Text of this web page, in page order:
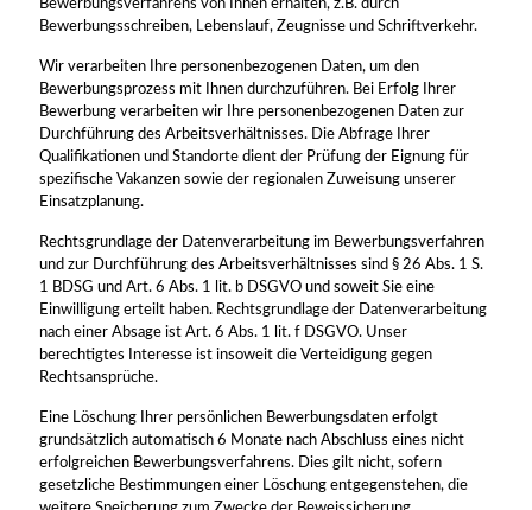
Bewerbungsverfahrens von Ihnen erhalten, z.B. durch
Bewerbungsschreiben, Lebenslauf, Zeugnisse und Schriftverkehr.
Wir verarbeiten Ihre personenbezogenen Daten, um den
Bewerbungsprozess mit Ihnen durchzuführen. Bei Erfolg Ihrer
Bewerbung verarbeiten wir Ihre personenbezogenen Daten zur
Durchführung des Arbeitsverhältnisses. Die Abfrage Ihrer
Qualifikationen und Standorte dient der Prüfung der Eignung für
spezifische Vakanzen sowie der regionalen Zuweisung unserer
Einsatzplanung.
Rechtsgrundlage der Datenverarbeitung im Bewerbungsverfahren
und zur Durchführung des Arbeitsverhältnisses sind § 26 Abs. 1 S.
1 BDSG und Art. 6 Abs. 1 lit. b DSGVO und soweit Sie eine
Einwilligung erteilt haben. Rechtsgrundlage der Datenverarbeitung
nach einer Absage ist Art. 6 Abs. 1 lit. f DSGVO. Unser
berechtigtes Interesse ist insoweit die Verteidigung gegen
Rechtsansprüche.
Eine Löschung Ihrer persönlichen Bewerbungsdaten erfolgt
grundsätzlich automatisch 6 Monate nach Abschluss eines nicht
erfolgreichen Bewerbungsverfahrens. Dies gilt nicht, sofern
gesetzliche Bestimmungen einer Löschung entgegenstehen, die